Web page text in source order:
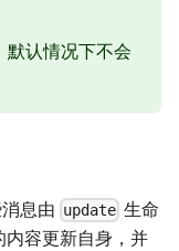
默认情况下不会
息由 update 生命
容更新自身，并